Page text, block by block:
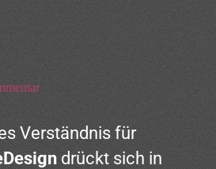
Verständnis für
drückt sich in